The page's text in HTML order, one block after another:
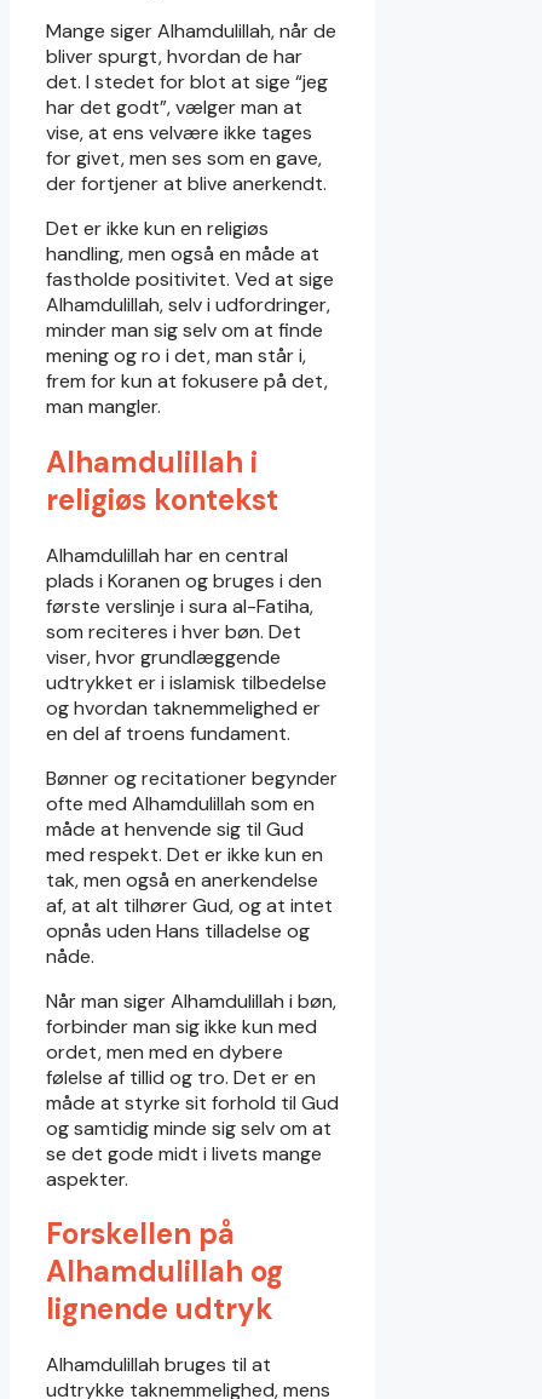
Mange siger Alhamdulillah, når de
bliver spurgt, hvordan de har
det. I stedet for blot at sige “jeg
har det godt”, vælger man at
vise, at ens velvære ikke tages
for givet, men ses som en gave,
der fortjener at blive anerkendt.
Det er ikke kun en religiøs
handling, men også en måde at
fastholde positivitet. Ved at sige
Alhamdulillah, selv i udfordringer,
minder man sig selv om at finde
mening og ro i det, man står i,
frem for kun at fokusere på det,
man mangler.
Alhamdulillah i
religiøs kontekst
Alhamdulillah har en central
plads i Koranen og bruges i den
første verslinje i sura al-Fatiha,
som reciteres i hver bøn. Det
viser, hvor grundlæggende
udtrykket er i islamisk tilbedelse
og hvordan taknemmelighed er
en del af troens fundament.
Bønner og recitationer begynder
ofte med Alhamdulillah som en
måde at henvende sig til Gud
med respekt. Det er ikke kun en
tak, men også en anerkendelse
af, at alt tilhører Gud, og at intet
opnås uden Hans tilladelse og
nåde.
Når man siger Alhamdulillah i bøn,
forbinder man sig ikke kun med
ordet, men med en dybere
følelse af tillid og tro. Det er en
måde at styrke sit forhold til Gud
og samtidig minde sig selv om at
se det gode midt i livets mange
aspekter.
Forskellen på
Alhamdulillah og
lignende udtryk
Alhamdulillah bruges til at
udtrykke taknemmelighed, mens